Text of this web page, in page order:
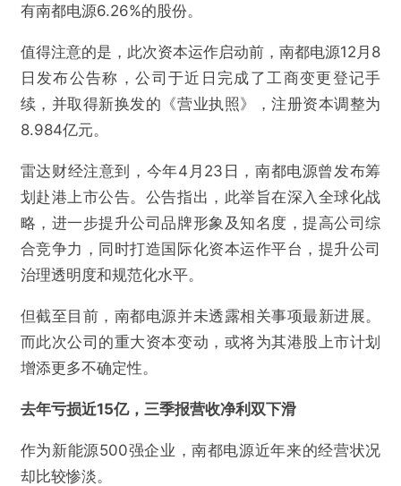
有南都电源6.26%的股份。
值得注意的是，此次资本运作启动前，南都电源12月8
日发布公告称，公司于近日完成了工商变更登记手
续，并取得新换发的《营业执照》，注册资本调整为
8.984亿元。
雷达财经注意到，今年4月23日，南都电源曾发布筹
划赴港上市公告。公告指出，此举旨在深入全球化战
略，进一步提升公司品牌形象及知名度，提高公司综
合竞争力，同时打造国际化资本运作平台，提升公司
治理透明度和规范化水平。
但截至目前，南都电源并未透露相关事项最新进展。
而此次公司的重大资本变动，或将为其港股上市计划
增添更多不确定性。
去年亏损近15亿，三季报营收净利双下滑
作为新能源500强企业，南都电源近年来的经营状况
却比较惨淡。